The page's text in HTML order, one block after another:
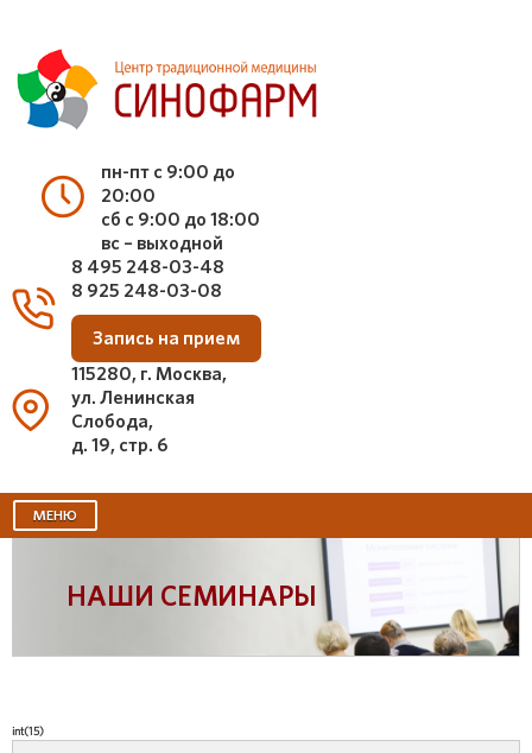
пн-пт с 9:00 до
20:00
сб с 9:00 до 18:00
вс – выходной
8 495 248-03-48
8 925 248-03-08
Запись на прием
115280, г. Москва,
ул. Ленинская
Слобода,
д. 19, стр. 6
МЕНЮ
НАШИ СЕМИНАРЫ
int(15)